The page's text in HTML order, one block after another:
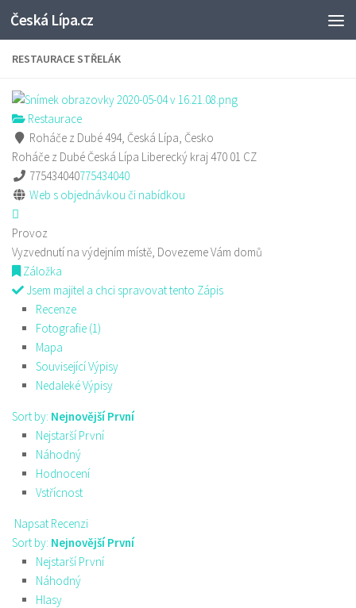
Skip to content
Česká Lípa.cz
RESTAURACE STŘELÁK
Restaurace
Roháče z Dubé 494, Česká Lípa, Česko
Roháče z Dubé Česká Lípa Liberecký kraj470 01 CZ
775434040775434040
Web s objednávkou či nabídkou
Provoz
Vyzvednutí na výdejním místě, Dovezeme Vám domů
Záložka
Jsem majitel a chci spravovat tento Zápis
Recenze
Fotografie (1)
Mapa
Související Výpisy
Nedaleké Výpisy
Sort by: Nejnovější První
Nejstarší První
Náhodný
Hodnocení
Vstřícnost
Napsat Recenzi
Sort by: Nejnovější První
Nejstarší První
Náhodný
Hlasy